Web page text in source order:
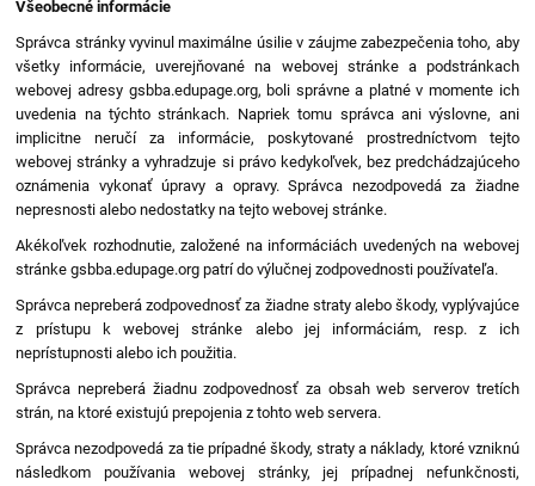
Všeobecné informácie
Správca stránky vyvinul maximálne úsilie v záujme zabezpečenia toho, aby
všetky informácie, uverejňované na webovej stránke a podstránkach
webovej adresy gsbba.edupage.org, boli správne a platné v momente ich
uvedenia na týchto stránkach. Napriek tomu správca ani výslovne, ani
implicitne neručí za informácie, poskytované prostredníctvom tejto
webovej stránky a vyhradzuje si právo kedykoľvek, bez predchádzajúceho
oznámenia vykonať úpravy a opravy. Správca nezodpovedá za žiadne
nepresnosti alebo nedostatky na tejto webovej stránke.
Akékoľvek rozhodnutie, založené na informáciách uvedených na webovej
stránke gsbba.edupage.org patrí do výlučnej zodpovednosti používateľa.
Správca nepreberá zodpovednosť za žiadne straty alebo škody, vyplývajúce
z prístupu k webovej stránke alebo jej informáciám, resp. z ich
neprístupnosti alebo ich použitia.
Správca nepreberá žiadnu zodpovednosť za obsah web serverov tretích
strán, na ktoré existujú prepojenia z tohto web servera.
Správca nezodpovedá za tie prípadné škody, straty a náklady, ktoré vzniknú
následkom používania webovej stránky, jej prípadnej nefunkčnosti,